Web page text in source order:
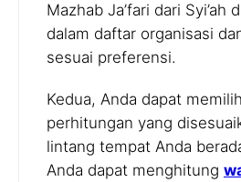
Mazhab Ja’fari dari Syi’ah
dalam daftar organisasi
sesuai preferensi.
Kedua, Anda dapat
perhitungan yang
lintang tempat Anda
Anda dapat menghitung